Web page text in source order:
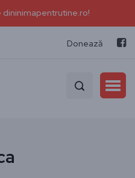
dininimapentrutine.ro!
Donează